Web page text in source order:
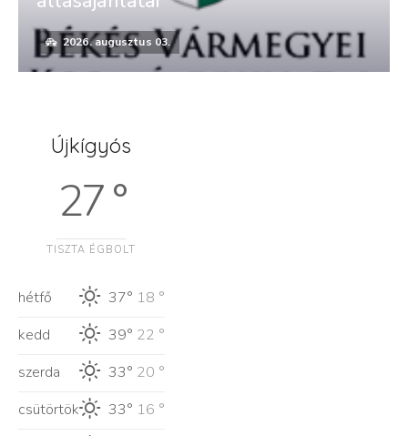
2026. augusztus 03.
Újkígyós
27 °
TISZTA ÉGBOLT
hétfő 37° 18 °
kedd
39° 22 °
szerda
33° 20 °
csütörtök
33° 16 °